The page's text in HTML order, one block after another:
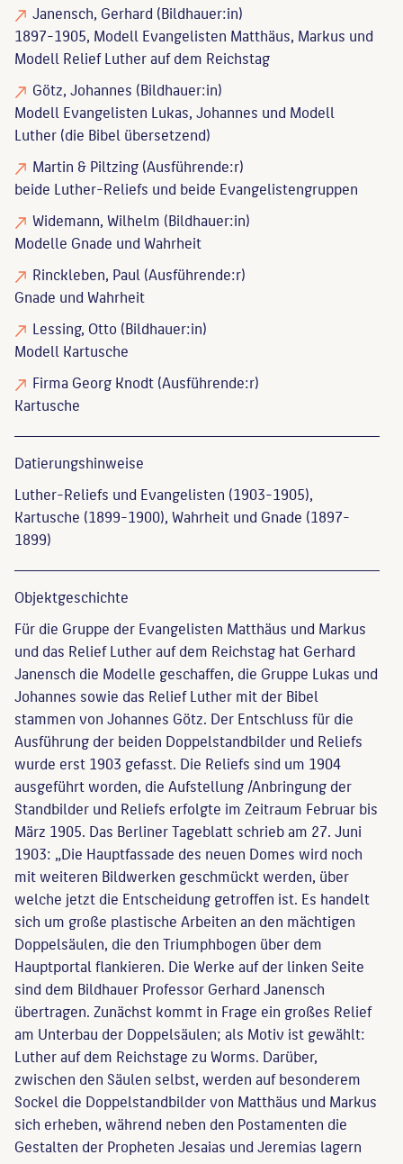
Janensch, Gerhard (Bildhauer:in)
1897-1905, Modell Evangelisten Matthäus, Markus und
Modell Relief Luther auf dem Reichstag
Götz, Johannes (Bildhauer:in)
Modell Evangelisten Lukas, Johannes und Modell
Luther (die Bibel übersetzend)
Martin & Piltzing(Ausführende:r)
beide Luther-Reliefs und beide Evangelistengruppen
Widemann, Wilhelm (Bildhauer:in)
Modelle Gnade und Wahrheit
Rinckleben, Paul(Ausführende:r)
Gnade und Wahrheit
Lessing, Otto (Bildhauer:in)
Modell Kartusche
Firma Georg Knodt(Ausführende:r)
Kartusche
Datierungs­hinweise
Luther-Reliefs und Evangelisten (1903-1905),
Kartusche (1899-1900), Wahrheit und Gnade (1897-
1899)
Objekt­geschichte
Für die Gruppe der Evangelisten Matthäus und Markus
und das Relief Luther auf dem Reichstag hat Gerhard
Janensch die Modelle geschaffen, die Gruppe Lukas und
Johannes sowie das Relief Luther mit der Bibel
stammen von Johannes Götz. Der Entschluss für die
Ausführung der beiden Doppelstandbilder und Reliefs
wurde erst 1903 gefasst. Die Reliefs sind um 1904
ausgeführt worden, die Aufstellung /Anbringung der
Standbilder und Reliefs erfolgte im Zeitraum Februar bis
März 1905. Das Berliner Tageblatt schrieb am 27. Juni
1903: „Die Hauptfassade des neuen Domes wird noch
mit weiteren Bildwerken geschmückt werden, über
welche jetzt die Entscheidung getroffen ist. Es handelt
sich um große plastische Arbeiten an den mächtigen
Doppelsäulen, die den Triumphbogen über dem
Hauptportal flankieren. Die Werke auf der linken Seite
sind dem Bildhauer Professor Gerhard Janensch
übertragen. Zunächst kommt in Frage ein großes Relief
am Unterbau der Doppelsäulen; als Motiv ist gewählt:
Luther auf dem Reichstage zu Worms. Darüber,
zwischen den Säulen selbst, werden auf besonderem
Sockel die Doppelstandbilder von Matthäus und Markus
sich erheben, während neben den Postamenten die
Gestalten der Propheten Jesaias und Jeremias lagern